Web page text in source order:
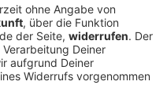
- Drei